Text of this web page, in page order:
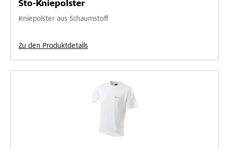
Sto-Kniepolster
Kniepolster aus Schaumstoff
Zu den Produktdetails